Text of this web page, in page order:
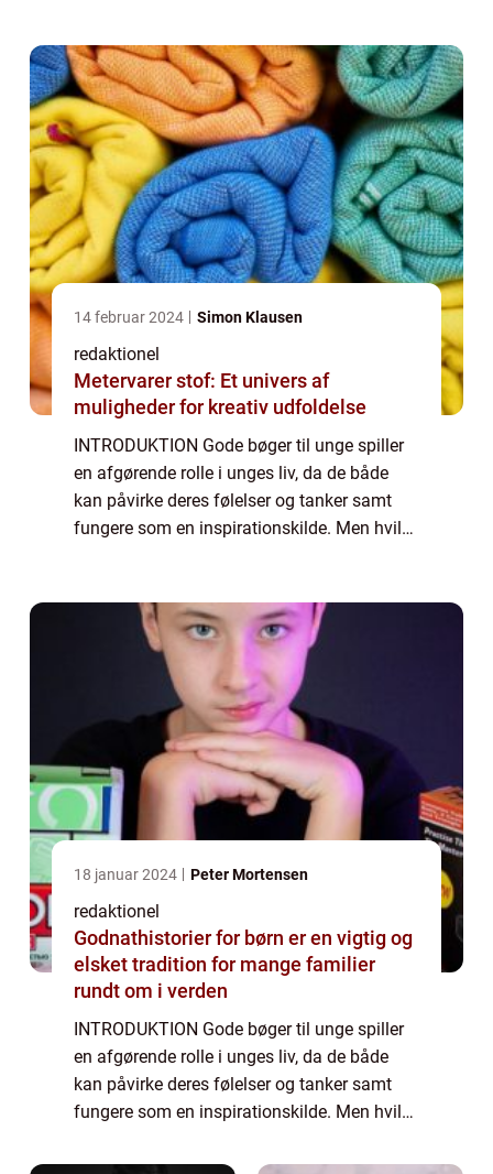
14 februar 2024 Simon Klausen
redaktionel
Metervarer stof: Et univers af
muligheder for kreativ udfoldelse
INTRODUKTION Gode bøger til unge spiller
en afgørende rolle i unges liv, da de både
kan påvirke deres følelser og tanker samt
fungere som en inspirationskilde. Men hvilke
18 januar 2024 Peter Mortensen
redaktionel
Godnathistorier for børn er en vigtig og
elsket tradition for mange familier
rundt om i verden
INTRODUKTION Gode bøger til unge spiller
en afgørende rolle i unges liv, da de både
kan påvirke deres følelser og tanker samt
fungere som en inspirationskilde. Men hvilke
man vælger bøger til unge? Og hvorda...